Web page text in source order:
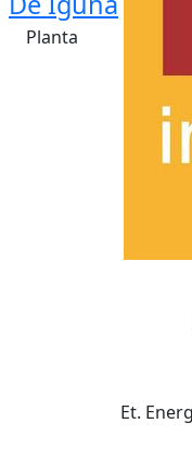
Planta
Et.